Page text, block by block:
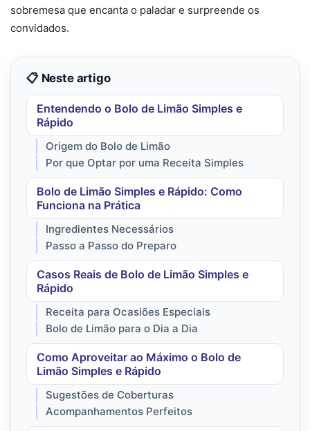
sobremesa que encanta o paladar e surpreende os
convidados.
📋 Neste artigo
Entendendo o Bolo de Limão Simples e
Rápido
Origem do Bolo de Limão
Por que Optar por uma Receita Simples
Bolo de Limão Simples e Rápido: Como
Funciona na Prática
Ingredientes Necessários
Passo a Passo do Preparo
Casos Reais de Bolo de Limão Simples e
Rápido
Receita para Ocasiões Especiais
Bolo de Limão para o Dia a Dia
Como Aproveitar ao Máximo o Bolo de
Limão Simples e Rápido
Sugestões de Coberturas
Acompanhamentos Perfeitos